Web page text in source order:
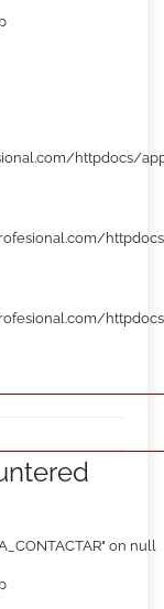
httpdocs/
on null